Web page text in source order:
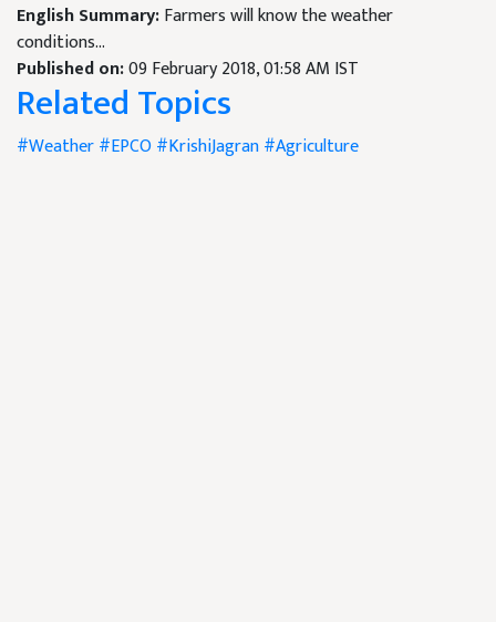
English Summary:Farmers will know the weather
conditions...
Published on:09 February 2018, 01:58 AM IST
Related Topics
#Weather#EPCO#KrishiJagran#Agriculture